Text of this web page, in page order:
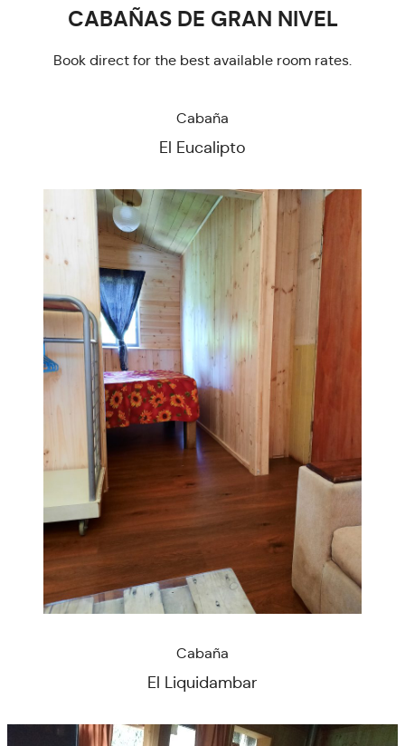
CABAÑAS DE GRAN NIVEL
Book direct for the best available room rates.
Cabaña
El Eucalipto
Cabaña
El Liquidambar